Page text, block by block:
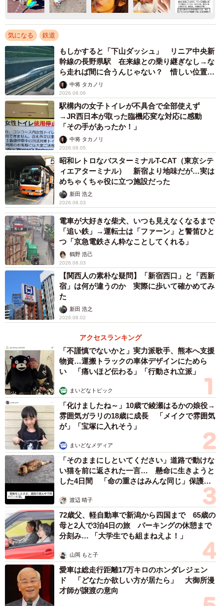
気になる 鉄道
もしかすると「下山ダッシュ」 リニア中央新
幹線の長野県駅 在来線との乗り継ぎなし→な
ら走れば間に合うんじゃない？ 惜しい位置関
係が反響
中将 タカノリ
2026.08.06
駅構内の女子トイレが不具合で全部使えず
→JR西日本が取った臨機応変な対応に感動
「その手があったか！」
中将 タカノリ
2026.08.05
昭和レトロなバスターミナルT-CAT（東京シテ
ィエアターミナル） 新宿より地味だが…実は
めちゃくちゃ役に立つ施設だった
新田 浩之
2026.08.03
電車が大好きな柴犬、いつも見えなくなるまで
「追い鉄」→運転士は「ファーン」と警笛ひと
つ「京急電鉄さん粋なことしてくれる」
鶴野 浩己
2026.08.03
【関西人の素朴な疑問】「新宿西口」と「西新
宿」は何が違うのか 実際に歩いて確かめてみ
た
新田 浩之
2026.08.02
アクセスランキング
「不謹慎でないかと」実力派歌手、熊本へ支援
物資…運搬トラックの車体デザインにためら
い 「痛いほど伝わる」「行動され立派」
まいどなトピック
「化けましたね～」10歳で綾瀬はるかの娘役→
雰囲気ガラリの18歳に成長 「メイクで雰囲気
が」「宝塚に入れそう」
まいどなメディア
「そのままにしといてください」道路で動けな
い猫を前に返された一言… 懸命に生きようと
した4日間 「命の重さはみんな同じ」保護団
渡辺 晴子
72歳父、軽自動車で新潟から四国まで 65歳の
母と2人で3泊4日の旅 パーキングの休憩まで
分刻み… 「大学生でも組まねえよ！」
山岡 もと子
愛車は総走行距離17万キロのホンダレジェン
ド 「どなたか欲しい方が居たら」 大御所漫
才師が譲渡の意向